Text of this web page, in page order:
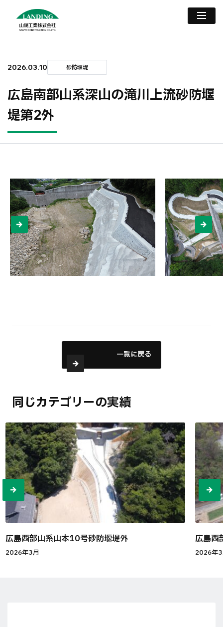
2026.03.10 砂防堰堤
広島南部山系深山の滝川上流砂防堰
堤第2外
一覧に戻る
同じカテゴリーの実績
広島西部山系山本10号砂防堰堤外
2026年3月
広島西
2026年